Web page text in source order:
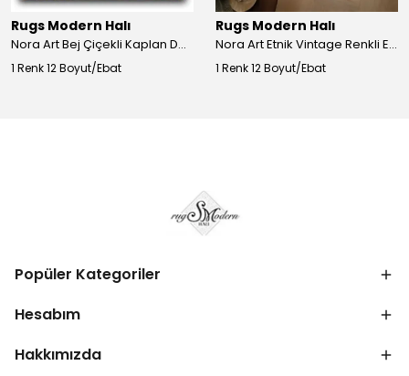
Rugs Modern Halı
Nora Art Bej Çiçekli Kaplan Desenli Dokuma Taban Dekoratif Salon Halısı 61
1 Renk 12 Boyut/Ebat
Rugs Modern Halı
Nora Art Etnik Vintage Renkli Eskitme Dokuma Taban Dekoratif Salon Halısı 63
1 Renk 12 Boyut/Ebat
Popüler Kategoriler
Hesabım
Hakkımızda